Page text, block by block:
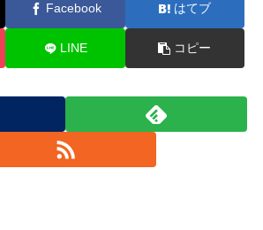
Facebook はてブ
LINE コピー